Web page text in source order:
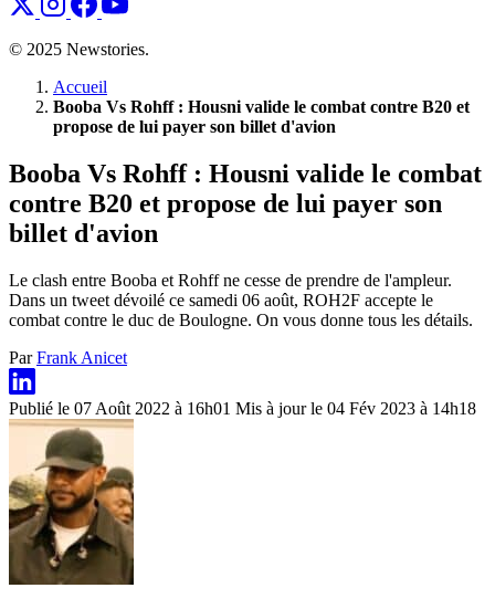
© 2025 Newstories.
Accueil
Booba Vs Rohff : Housni valide le combat contre B20 et
propose de lui payer son billet d'avion
Booba Vs Rohff : Housni valide le combat
contre B20 et propose de lui payer son
billet d'avion
Le clash entre Booba et Rohff ne cesse de prendre de l'ampleur.
Dans un tweet dévoilé ce samedi 06 août, ROH2F accepte le
combat contre le duc de Boulogne. On vous donne tous les détails.
ParFrank Anicet
Publié le 07 Août 2022 à 16h01 Mis à jour le 04 Fév 2023 à 14h18